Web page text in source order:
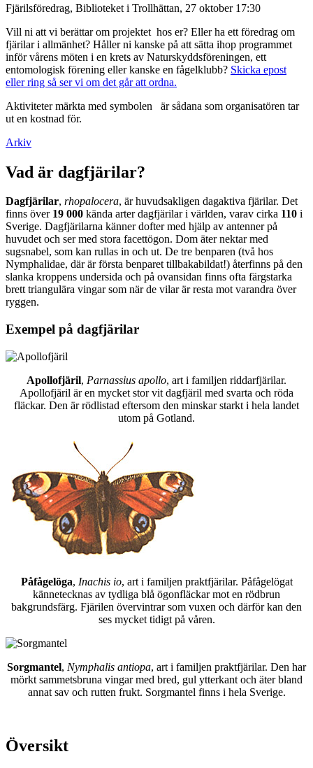
Fjärilsföredrag, Biblioteket i Trollhättan, 27 oktober 17:30
Vill ni att vi berättar om projektet hos er? Eller ha ett föredrag om
fjärilar i allmänhet? Håller ni kanske på att sätta ihop programmet
inför vårens möten i en krets av Naturskyddsföreningen, ett
entomologisk förening eller kanske en fågelklubb? Skicka epost
eller ring så ser vi om det går att ordna.
Aktiviteter märkta med symbolen
är sådana som organisatören tar
ut en kostnad för.
Arkiv
Vad är dagfjärilar?
Dagfjärilar, rhopalocera, är huvudsakligen dagaktiva fjärilar. Det
finns över 19 000 kända arter dagfjärilar i världen, varav cirka 110 i
Sverige. Dagfjärilarna känner dofter med hjälp av antenner på
huvudet och ser med stora facettögon. Dom äter nektar med
sugsnabel, som kan rullas in och ut. De tre benparen (två hos
Nymphalidae, där är första benparet tillbakabildat!) återfinns på den
slanka kroppens undersida och på ovansidan finns ofta färgstarka
brett triangulära vingar som när de vilar är resta mot varandra över
ryggen.
Exempel på dagfjärilar
Apollofjäril, Parnassius apollo, art i familjen riddarfjärilar.
Apollofjäril är en mycket stor vit dagfjäril med svarta och röda
fläckar. Den är rödlistad eftersom den minskar starkt i hela landet
utom på Gotland.
Påfågelöga, Inachis io, art i familjen praktfjärilar. Påfågelögat
kännetecknas av tydliga blå ögonfläckar mot en rödbrun
bakgrundsfärg. Fjärilen övervintrar som vuxen och därför kan den
ses mycket tidigt på våren.
Sorgmantel, Nymphalis antiopa, art i familjen praktfjärilar. Den har
mörkt sammetsbruna vingar med bred, gul ytterkant och äter bland
annat sav och rutten frukt. Sorgmantel finns i hela Sverige.
Översikt